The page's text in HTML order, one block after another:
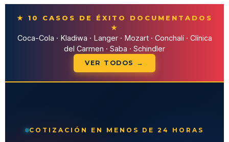
★ 10 CASOS DE ÉXITO DOCUMENTADOS
★
Coca-Cola · Kladiwa · Langer · Mozart · Conchalí · Clínica
del Carmen · Saba · Schindler
VER TODOS →
COTIZACIÓN EN MENOS DE 24 HORAS